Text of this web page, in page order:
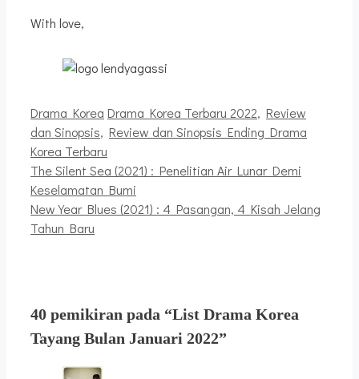
With love,
Kategori
Drama Korea Tag
Drama Korea Terbaru 2022, Review
dan Sinopsis, Review dan Sinopsis Ending Drama
Korea Terbaru
The Silent Sea (2021) : Penelitian Air Lunar Demi
Keselamatan Bumi
New Year Blues (2021) : 4 Pasangan, 4 Kisah Jelang
Tahun Baru
40 pemikiran pada “List Drama Korea
Tayang Bulan Januari 2022”